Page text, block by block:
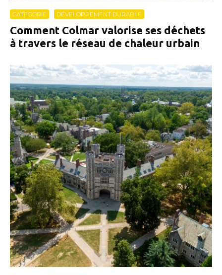
CATEGORIE DÉVELOPPEMENT DURABLE
Comment Colmar valorise ses déchets
à travers le réseau de chaleur urbain